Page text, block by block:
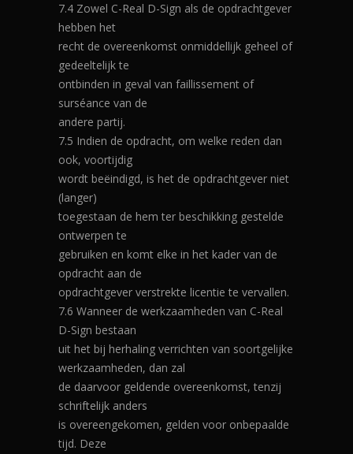
7.4 Zowel C-Real D-Sign als de opdrachtgever
hebben het
recht de overeenkomst onmiddellijk geheel of
gedeeltelijk te
ontbinden in geval van faillissement of
surséance van de
andere partij.
7.5 Indien de opdracht, om welke reden dan
ook, voortijdig
wordt beëindigd, is het de opdrachtgever niet
(langer)
toegestaan de hem ter beschikking gestelde
ontwerpen te
gebruiken en komt elke in het kader van de
opdracht aan de
opdrachtgever verstrekte licentie te vervallen.
7.6 Wanneer de werkzaamheden van C-Real
D-Sign bestaan
uit het bij herhaling verrichten van soortgelijke
werkzaamheden, dan zal
de daarvoor geldende overeenkomst, tenzij
schriftelijk anders
is overeengekomen, gelden voor onbepaalde
tijd. Deze